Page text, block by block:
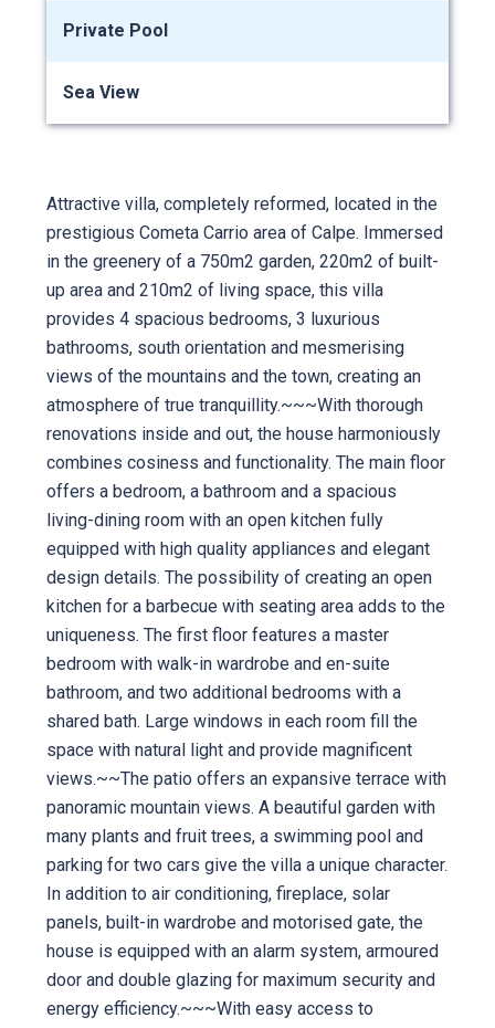
Private Pool
Sea View
Attractive villa, completely reformed, located in the
prestigious Cometa Carrio area of Calpe. Immersed
in the greenery of a 750m2 garden, 220m2 of built-
up area and 210m2 of living space, this villa
provides 4 spacious bedrooms, 3 luxurious
bathrooms, south orientation and mesmerising
views of the mountains and the town, creating an
atmosphere of true tranquillity.~~~With thorough
renovations inside and out, the house harmoniously
combines cosiness and functionality. The main floor
offers a bedroom, a bathroom and a spacious
living-dining room with an open kitchen fully
equipped with high quality appliances and elegant
design details. The possibility of creating an open
kitchen for a barbecue with seating area adds to the
uniqueness. The first floor features a master
bedroom with walk-in wardrobe and en-suite
bathroom, and two additional bedrooms with a
shared bath. Large windows in each room fill the
space with natural light and provide magnificent
views.~~The patio offers an expansive terrace with
panoramic mountain views. A beautiful garden with
many plants and fruit trees, a swimming pool and
parking for two cars give the villa a unique character.
In addition to air conditioning, fireplace, solar
panels, built-in wardrobe and motorised gate, the
house is equipped with an alarm system, armoured
door and double glazing for maximum security and
energy efficiency.~~~With easy access to